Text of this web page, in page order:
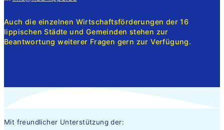
Auch die einzelnen Wirtschaftsförderungen der 16
lippischen Städte und Gemeinden stehen zur
Beantwortung weiterer Fragen gern zur Verfügung.
Mit freundlicher Unterstützung der: